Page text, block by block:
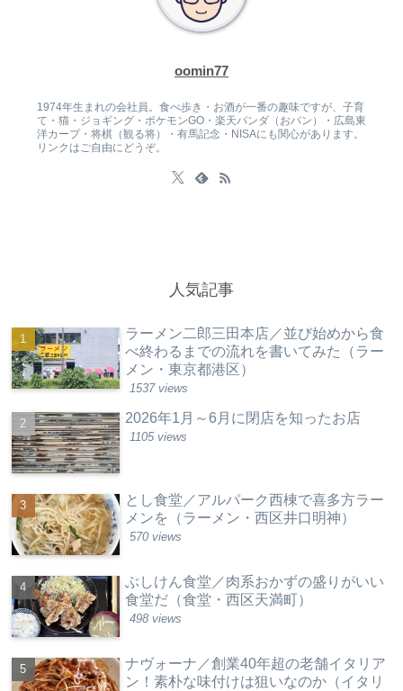
oomin77
1974年生まれの会社員。食べ歩き・お酒が一番の趣味ですが、子育
て・猫・ジョギング・ポケモンGO・楽天パンダ（おパン）・広島東
洋カープ・将棋（観る将）・有馬記念・NISAにも関心があります。
リンクはご自由にどうぞ。
人気記事
ラーメン二郎三田本店／並び始めから食
べ終わるまでの流れを書いてみた（ラー
メン・東京都港区）
1537 views
2026年1月～6月に閉店を知ったお店
1105 views
とし食堂／アルパーク西棟で喜多方ラー
メンを（ラーメン・西区井口明神）
570 views
ぶしけん食堂／肉系おかずの盛りがいい
食堂だ（食堂・西区天満町）
498 views
ナヴォーナ／創業40年超の老舗イタリア
ン！素朴な味付けは狙いなのか（イタリ